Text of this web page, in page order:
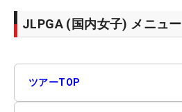
JLPGA (国内女子) メニュー
ツアーTOP